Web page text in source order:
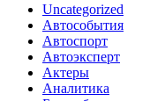
Uncategorized
Автособытия
Автоспорт
Автоэксперт
Актеры
Аналитика